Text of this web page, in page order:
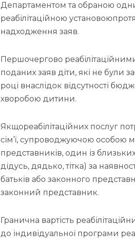
Департаментом та обраною
реабілітаційною
надходження заяв.
Першочергово
поданих заяв діти, які не
році внаслідок відсутності
хворобою дитини.
Якщореабілітаційних послуг
сім’ї, супроводжуючою особою
представників, один із
дідусь, дядько, тітка) за
батьків або законного
законний представник.
Гранична вартість
до індивідуальної програми